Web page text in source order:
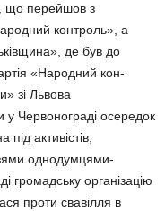
що перейшов з
контроль», а
де був до
«Народний кон­
зі Львова
у Червоно­граді осередок
під акти­вістів,
однодумцями-
громадську організацію
проти свавілля в